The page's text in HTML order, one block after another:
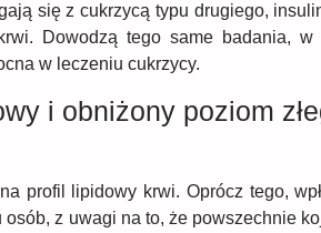
się z cukrzycą typu drugiego,
Dowodzą tego same badania, w
w leczeniu cukrzycy.
i obniżony poziom
profil lipidowy krwi. Oprócz tego,
z uwagi na to, że powszechnie